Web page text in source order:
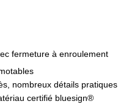
fermeture à enroulement
nombreux détails pratiques
certifié bluesign®